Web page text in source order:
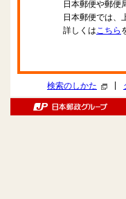
日本郵便や郵便
日本郵便では、
詳しくはこちら
検索のしかた